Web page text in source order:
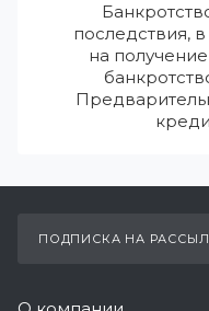
последствия,
на
ПОДПИСКА НА